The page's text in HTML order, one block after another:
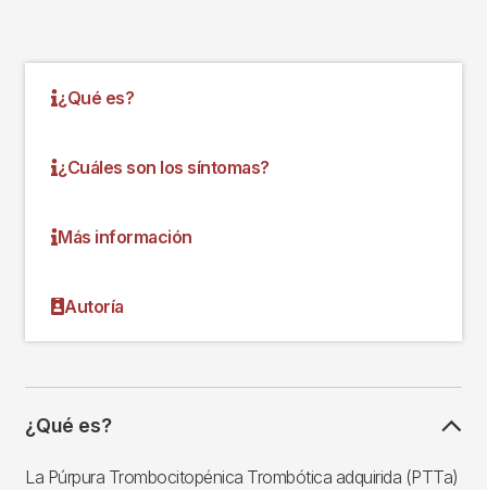
¿Qué es?
¿Cuáles son los síntomas?
Más información
Autoría
¿Qué es?
La Púrpura Trombocitopénica Trombótica adquirida (PTTa)